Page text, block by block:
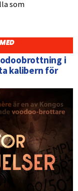
som
i
kalibern för